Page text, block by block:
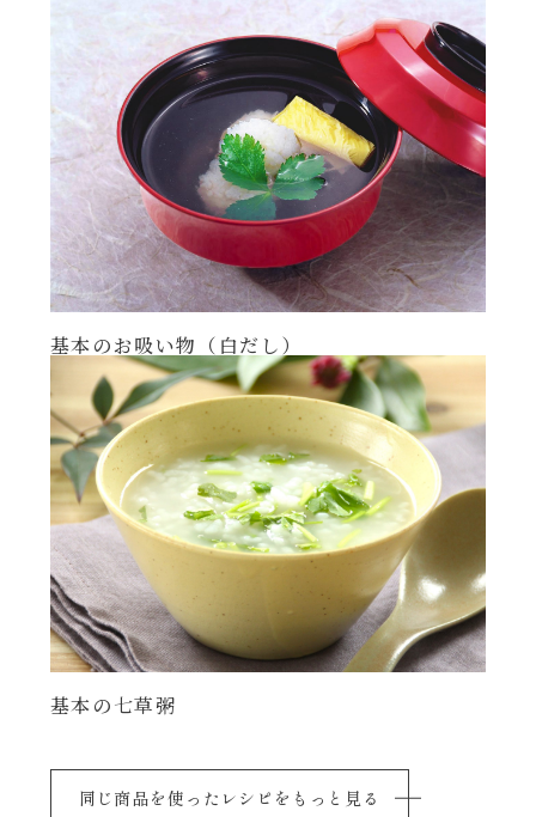
基本のお吸い物（白だし）
基本の七草粥
同じ商品を使ったレシピをもっと見る